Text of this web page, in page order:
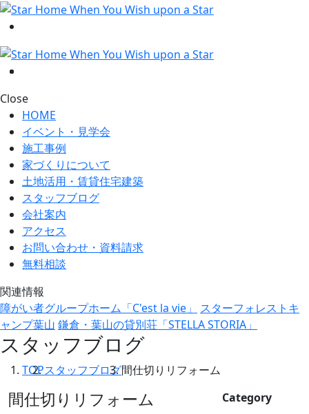
Close
HOME
イベント・見学会
施工事例
家づくりについて
土地活用・賃貸住宅建築
スタッフブログ
会社案内
アクセス
お問い合わせ・資料請求
無料相談
関連情報
障がい者グループホーム「C'est la vie」
スターフォレストキ
ャンプ葉山 鎌倉・葉山の貸別荘「STELLA STORIA」
スタッフブログ
TOPスタッフブログ間仕切りリフォーム
間仕切りリフォーム
Category